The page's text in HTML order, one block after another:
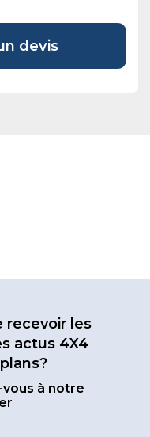
devis
recevoir les
actus 4X4
vous à notre